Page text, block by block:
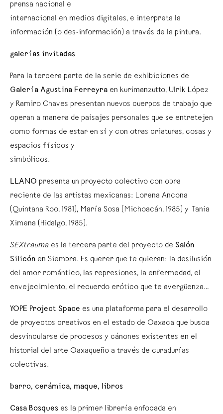
prensa nacional e
internacional en medios digitales, e interpreta la
información (o des-información) a través de la pintura.
galerías invitadas
Para la tercera parte de la serie de exhibiciones de
Galería Agustina Ferreyra en kurimanzutto, Ulrik López
y Ramiro Chaves presentan nuevos cuerpos de trabajo que
operan a manera de paisajes personales que se entretejen
como formas de estar en sí y con otras criaturas, cosas y
espacios físicos y
simbólicos.
LLANO presenta un proyecto colectivo con obra
reciente de las artistas mexicanas: Lorena Ancona
(Quintana Roo, 1981), María Sosa (Michoacán, 1985) y Tania
Ximena (Hidalgo, 1985).
SEXtrauma es la tercera parte del proyecto de Salón
Silicón en Siembra. Es querer que te quieran: la desilusión
del amor romántico, las represiones, la enfermedad, el
envejecimiento, el recuerdo erótico que te avergüenza…
YOPE Project Space es una plataforma para el desarrollo
de proyectos creativos en el estado de Oaxaca que busca
desvincularse de procesos y cánones existentes en el
historial del arte Oaxaqueño a través de curadurías
colectivas.
barro, cerámica, maque, libros
Casa Bosques es la primer librería enfocada en